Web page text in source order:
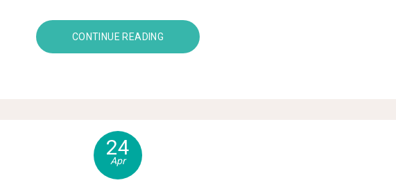
CONTINUE READING
24
Apr